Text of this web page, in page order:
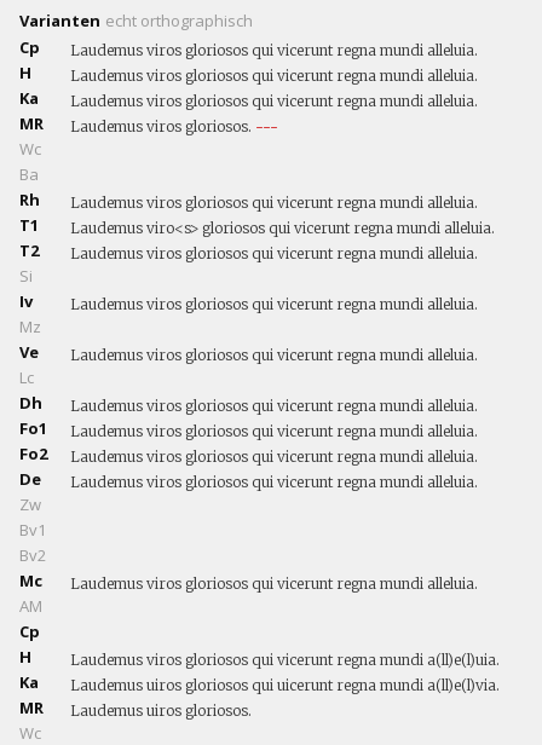
Varianten echt orthographisch
Cp
Laudemus viros gloriosos qui vicerunt regna mundi alleluia.
H Laudemus viros gloriosos qui vicerunt regna mundi alleluia.
Ka Laudemus viros gloriosos qui vicerunt regna mundi alleluia.
MR Laudemus viros gloriosos. ---
Wc
Ba
Rh
Laudemus viros gloriosos qui vicerunt regna mundi alleluia.
T1 Laudemus viro<s> gloriosos qui vicerunt regna mundi alleluia.
T2 Laudemus viros gloriosos qui vicerunt regna mundi alleluia.
Si
Iv
Laudemus viros gloriosos qui vicerunt regna mundi alleluia.
Mz
Ve
Laudemus viros gloriosos qui vicerunt regna mundi alleluia.
Lc
Dh
Laudemus viros gloriosos qui vicerunt regna mundi alleluia.
Fo1 Laudemus viros gloriosos qui vicerunt regna mundi alleluia.
Fo2 Laudemus viros gloriosos qui vicerunt regna mundi alleluia.
De Laudemus viros gloriosos qui vicerunt regna mundi alleluia.
Zw
Bv1
Bv2
Mc
Laudemus viros gloriosos qui vicerunt regna mundi alleluia.
AM
Cp
H
Laudemus viros gloriosos qui vicerunt regna mundi a(ll)e(l)uia.
Ka Laudemus uiros gloriosos qui uicerunt regna mundi a(ll)e(l)via.
MR Laudemus uiros gloriosos.
Wc